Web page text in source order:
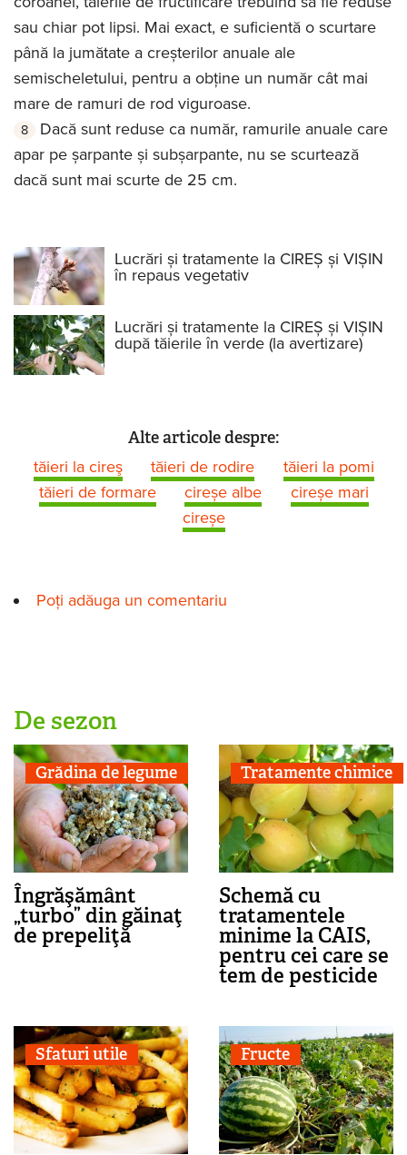
sau chiar pot lipsi. Mai exact, e suficientă o scurtare
până la jumătate a creșterilor anuale ale
semischeletului, pentru a obține un număr cât mai
mare de ramuri de rod viguroase.
Dacă sunt reduse ca număr, ramurile anuale care
apar pe șarpante și subșarpante, nu se scurtează
dacă sunt mai scurte de 25 cm.
Lucrări și tratamente la CIREȘ și VIȘIN
în repaus vegetativ
Lucrări și tratamente la CIREȘ și VIȘIN
după tăierile în verde (la avertizare)
Alte articole despre:
tăieri la cireş tăieri de rodire
tăieri la pomi
tăieri de formare
cireșe albe
cireșe mari
cireșe
Poți adăuga un comentariu
De sezon
Grădina de legume
Îngrăşământ
„turbo” din găinaţ
de prepeliţă
Tratamente chimice
Schemă cu
tratamentele
minime la CAIS,
pentru cei care se
tem de pesticide
Sfaturi utile Fructe